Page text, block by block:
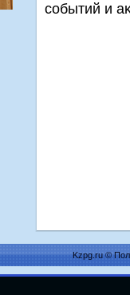
событий и
Kzpg.ru ©